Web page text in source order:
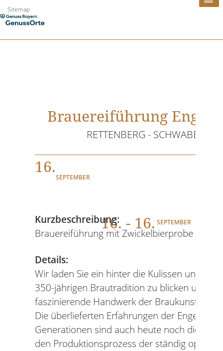
Zum
Inhalt
Sitemap
Brauereiführung
RETTENBERG - SCHWABEN
16.
SEPTEMBER
16. - 16. SEPTEMBER
Kurzbeschreibung:
Brauereiführung mit Zwickelbierprobe
Details:
Wir laden Sie ein hinter die Kulissen unserer
350-jährigen Brautradition zu blicken und
faszinierende Handwerk der Braukunst zu
Die überlieferten Erfahrungen der Engelbräu-
Generationen sind auch heute noch die
den Produktionsprozess der ständig